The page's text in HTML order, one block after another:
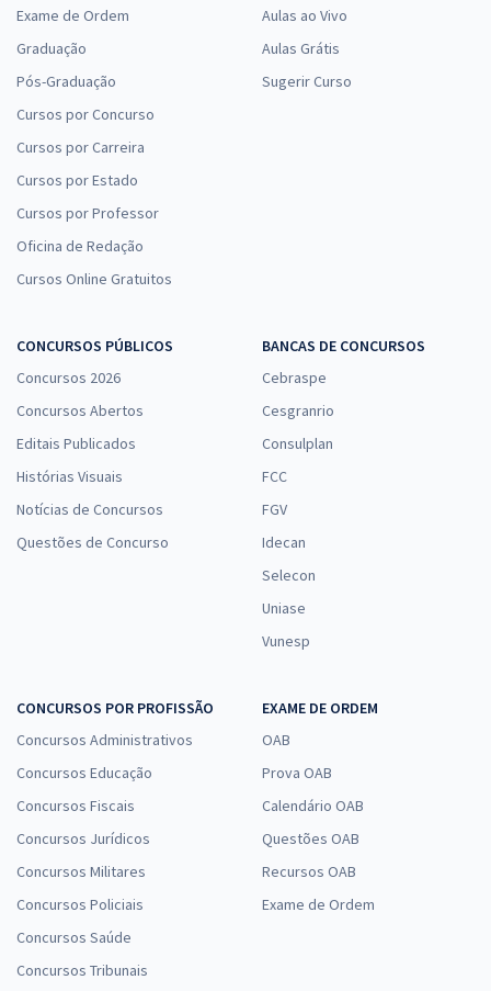
Exame de Ordem
Graduação
Pós-Graduação
Cursos por Concurso
Cursos por Carreira
Cursos por Estado
Cursos por Professor
Oficina de Redação
Cursos Online Gratuitos
Aulas ao Vivo
Aulas Grátis
Sugerir Curso
CONCURSOS PÚBLICOS
Concursos 2026
Concursos Abertos
Editais Publicados
Histórias Visuais
Notícias de Concursos
Questões de Concurso
BANCAS DE CONCURSOS
Cebraspe
Cesgranrio
Consulplan
FCC
FGV
Idecan
Selecon
Uniase
Vunesp
CONCURSOS POR PROFISSÃO
Concursos Administrativos
Concursos Educação
Concursos Fiscais
Concursos Jurídicos
Concursos Militares
Concursos Policiais
Concursos Saúde
Concursos Tribunais
EXAME DE ORDEM
OAB
Prova OAB
Calendário OAB
Questões OAB
Recursos OAB
Exame de Ordem